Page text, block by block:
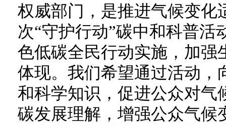
权威部门，是推进气候变化
次“守护行动”碳中和科普活
色低碳全民行动实施，加强
体现。我们希望通过活动，
和科学知识，促进公众对气
碳发展理解，增强公众气候